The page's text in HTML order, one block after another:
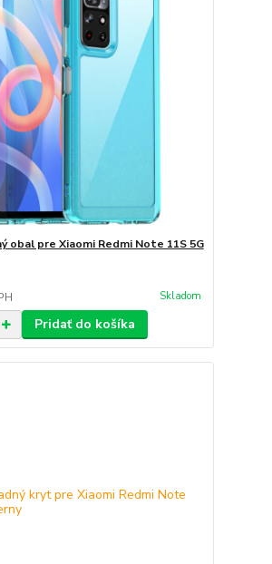
obal pre Xiaomi Redmi Note 11S 5G
Skladom
Pridať do košíka